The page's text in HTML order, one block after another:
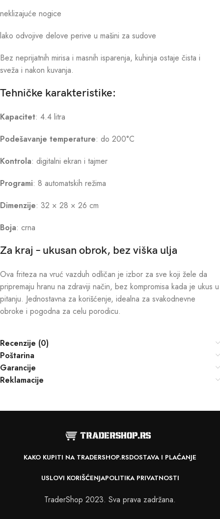
neklizajuće nogice
lako odvojive delove perive u mašini za sudove
Bez neprijatnih mirisa i masnih isparenja, kuhinja ostaje čista i
sveža i nakon kuvanja.
Tehničke karakteristike:
Kapacitet: 4.4 litra
Podešavanje temperature: do 200°C
Kontrola: digitalni ekran i tajmer
Programi: 8 automatskih režima
Dimenzije: 32 × 28 × 26 cm
Boja: crna
Za kraj – ukusan obrok, bez viška ulja
Ova friteza na vruć vazduh odličan je izbor za sve koji žele da
pripremaju hranu na zdraviji način, bez kompromisa kada je ukus u
pitanju. Jednostavna za korišćenje, idealna za svakodnevne
obroke i pogodna za celu porodicu.
Recenzije (0)
Poštarina
Garancije
Reklamacije
KAKO KUPITI NA TRADERSHOP.RSDOSTAVA I PLAĆANJE
USLOVI KORIŠĆENJAPOLITIKA PRIVATNOSTI
TraderShop 2023. Sva prava zadržana.